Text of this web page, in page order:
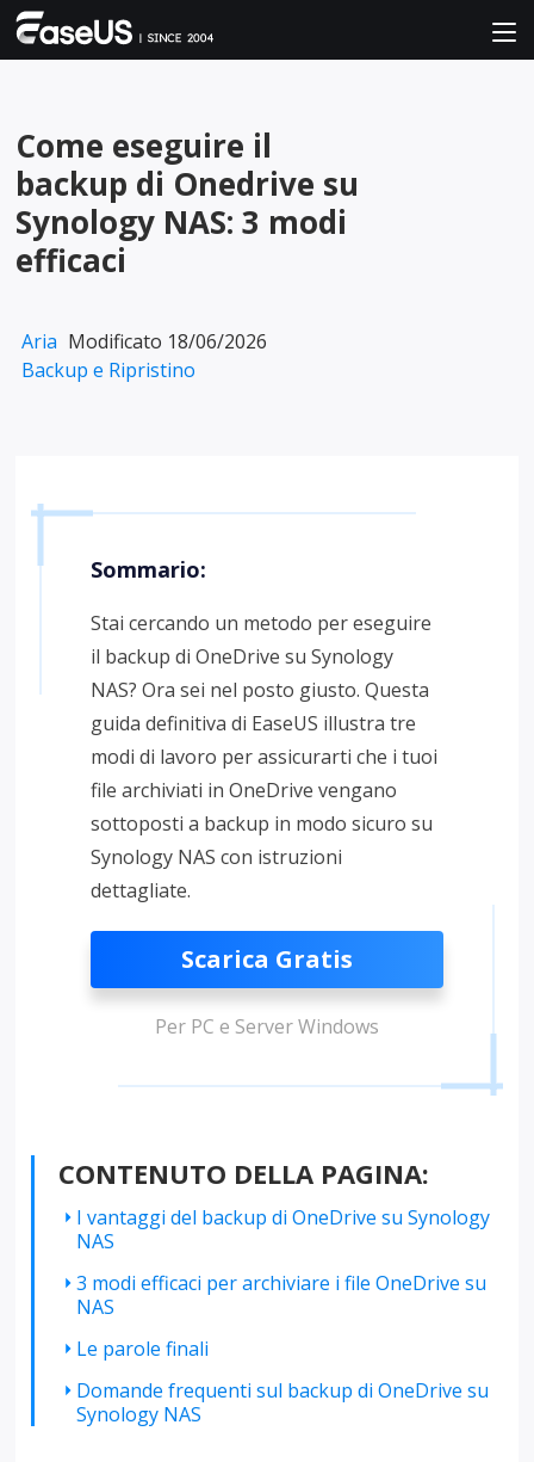
Come eseguire il
backup di Onedrive su
Synology NAS: 3 modi
efficaci
Aria Modificato 18/06/2026
Backup e Ripristino
Sommario:
Stai cercando un metodo per eseguire
il backup di OneDrive su Synology
NAS? Ora sei nel posto giusto. Questa
guida definitiva di EaseUS illustra tre
modi di lavoro per assicurarti che i tuoi
file archiviati in OneDrive vengano
sottoposti a backup in modo sicuro su
Synology NAS con istruzioni
dettagliate.
Scarica Gratis
Per PC e Server Windows
CONTENUTO DELLA PAGINA:
I vantaggi del backup di OneDrive su Synology
NAS
3 modi efficaci per archiviare i file OneDrive su
NAS
Le parole finali
Domande frequenti sul backup di OneDrive su
Synology NAS